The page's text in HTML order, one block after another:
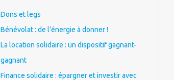
Dons et legs
Bénévolat : de l’énergie à donner !
La location solidaire : un dispositif gagnant-
gagnant
Finance solidaire : épargner et investir avec